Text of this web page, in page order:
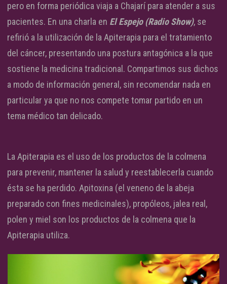
pero en forma periódica viaja a Chajarí para atender a sus
pacientes. En una charla en El Espejo (Radio Show), se
refirió a la utilización de la Apiterapia para el tratamiento
del cáncer, presentando una postura antagónica a la que
sostiene la medicina tradicional. Compartimos sus dichos
a modo de información general, sin recomendar nada en
particular ya que no nos compete tomar partido en un
tema médico tan delicado.
La Apiterapia es el uso de los productos de la colmena
para prevenir, mantener la salud y reestablecerla cuando
ésta se ha perdido. Apitoxina (el veneno de la abeja
preparado con fines medicinales), propóleos, jalea real,
polen y miel son los productos de la colmena que la
Apiterapia utiliza.